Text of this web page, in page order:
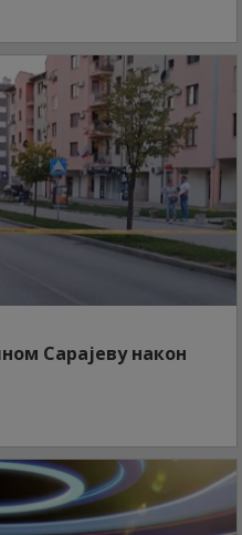
Сарајеву након